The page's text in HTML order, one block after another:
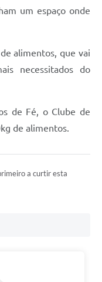
um espaço onde
alimentos, que vai
necessitados do
de Fé, o Clube de
de alimentos.
a curtir esta